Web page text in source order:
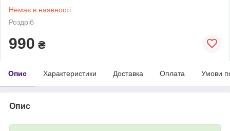
Немає в наявності
Роздріб
990 ₴
Опис Характеристики Доставка Оплата Умови
Опис